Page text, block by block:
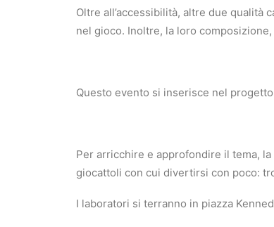
Oltre all’accessibilità, altre due
nel gioco. Inoltre, la loro
Questo evento si inserisce nel
Per arricchire e approfondire il tema, la
giocattoli con cui divertirsi con poco:
I laboratori si terranno in piazza